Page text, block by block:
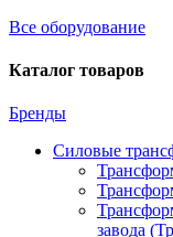
Все оборудование
Каталог товаров
Бренды
Силовые
завода